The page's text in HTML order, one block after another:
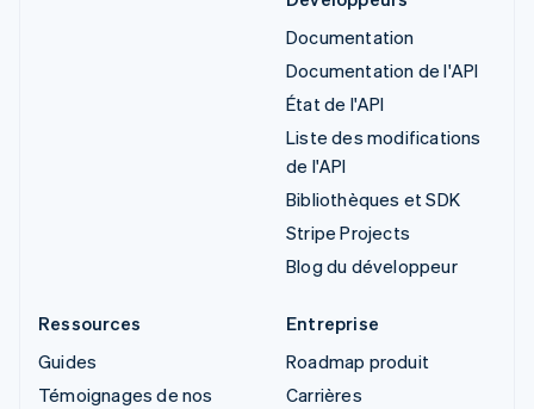
Documentation
Documentation de l'API
État de l'API
Liste des modifications
de l'API
Bibliothèques et SDK
Stripe Projects
Blog du développeur
Ressources
Guides
Témoignages de nos
Entreprise
Roadmap produit
Carrières